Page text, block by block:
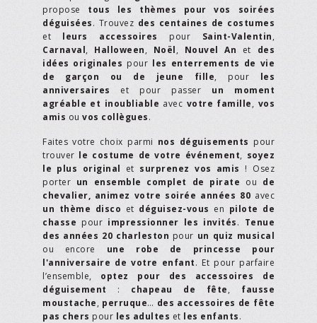
propose tous les thèmes pour vos soirées
déguisées. Trouvez des centaines de costumes
et leurs accessoires pour Saint-Valentin,
Carnaval, Halloween, Noël, Nouvel An et des
idées originales pour les enterrements de vie
de garçon ou de jeune fille, pour les
anniversaires et pour passer un moment
agréable et inoubliable avec votre famille, vos
amis ou vos collègues.
Faites votre choix parmi nos déguisements pour
trouver le costume de votre événement, soyez
le plus original et surprenez vos amis ! Osez
porter un ensemble complet de pirate ou de
chevalier, animez votre soirée années 80 avec
un thème disco et déguisez-vous en pilote de
chasse pour impressionner les invités. Tenue
des années 20 charleston pour un quiz musical
ou encore une robe de princesse pour
l'anniversaire de votre enfant. Et pour parfaire
l’ensemble, optez pour des accessoires de
déguisement : chapeau de fête, fausse
moustache, perruque… des accessoires de fête
pas chers pour les adultes et les enfants.